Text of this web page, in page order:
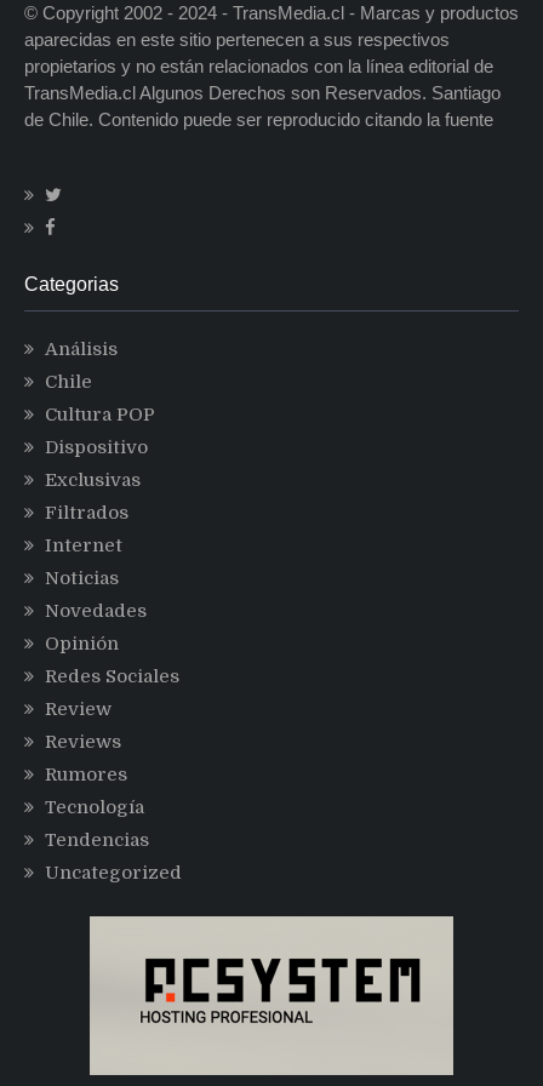
© Copyright 2002 - 2024 - TransMedia.cl - Marcas y productos
aparecidas en este sitio pertenecen a sus respectivos
propietarios y no están relacionados con la línea editorial de
TransMedia.cl Algunos Derechos son Reservados. Santiago
de Chile. Contenido puede ser reproducido citando la fuente
Categorias
Análisis
Chile
Cultura POP
Dispositivo
Exclusivas
Filtrados
Internet
Noticias
Novedades
Opinión
Redes Sociales
Review
Reviews
Rumores
Tecnología
Tendencias
Uncategorized